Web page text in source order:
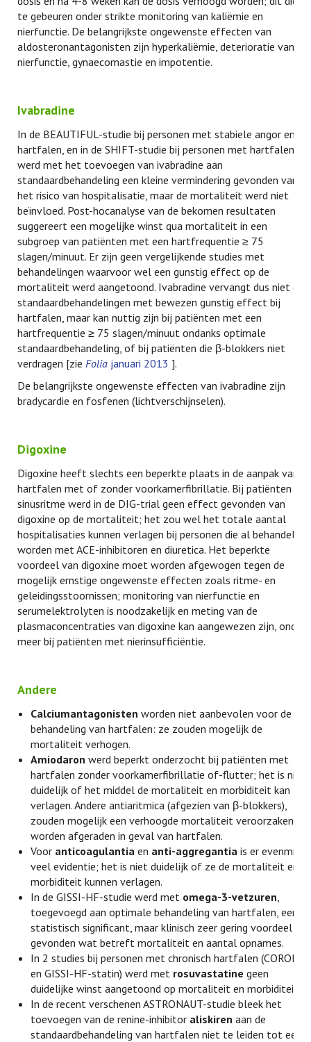
te gebeuren onder strikte monitoring van kaliëmie en
nierfunctie. De belangrijkste ongewenste effecten van
aldosteronantagonisten zijn hyperkaliëmie, deterioratie van de
nierfunctie, gynaecomastie en impotentie.
Ivabradine
In de BEAUTIFUL-studie bij personen met stabiele angor en
hartfalen, en in de SHIFT-studie bij personen met hartfalen
werd met het toevoegen van ivabradine aan
standaardbehandeling een kleine vermindering gevonden van
het risico van hospitalisatie, maar de mortaliteit werd niet
beïnvloed. Post-hocanalyse van de bekomen resultaten
suggereert een mogelijke winst qua mortaliteit in een
subgroep van patiënten met een hartfrequentie ≥ 75
slagen/minuut. Er zijn geen vergelijkende studies met
behandelingen waarvoor wel een gunstig effect op de
mortaliteit werd aangetoond. Ivabradine vervangt dus niet de
standaardbehandelingen met bewezen gunstig effect bij
hartfalen, maar kan nuttig zijn bij patiënten met een
hartfrequentie ≥ 75 slagen/minuut ondanks optimale
standaardbehandeling, of bij patiënten die β-blokkers niet
verdragen [zie Folia januari 2013 ].
De belangrijkste ongewenste effecten van ivabradine zijn
bradycardie en fosfenen (lichtverschijnselen).
Digoxine
Digoxine heeft slechts een beperkte plaats in de aanpak van
hartfalen met of zonder voorkamerfibrillatie. Bij patiënten in
sinusritme werd in de DIG-trial geen effect gevonden van
digoxine op de mortaliteit; het zou wel het totale aantal
hospitalisaties kunnen verlagen bij personen die al behandeld
worden met ACE-inhibitoren en diuretica. Het beperkte
voordeel van digoxine moet worden afgewogen tegen de
mogelijk ernstige ongewenste effecten zoals ritme- en
geleidingsstoornissen; monitoring van nierfunctie en
serumelektrolyten is noodzakelijk en meting van de
plasmaconcentraties van digoxine kan aangewezen zijn, onder
meer bij patiënten met nierinsufficiëntie.
Andere
Calciumantagonisten worden niet aanbevolen voor de
behandeling van hartfalen: ze zouden mogelijk de
mortaliteit verhogen.
Amiodaron werd beperkt onderzocht bij patiënten met
hartfalen zonder voorkamerfibrillatie of-flutter; het is niet
duidelijk of het middel de mortaliteit en morbiditeit kan
verlagen. Andere antiaritmica (afgezien van β-blokkers),
zouden mogelijk een verhoogde mortaliteit veroorzaken en
worden afgeraden in geval van hartfalen.
Voor anticoagulantia en anti-aggregantia is er evenmin
veel evidentie; het is niet duidelijk of ze de mortaliteit en
morbiditeit kunnen verlagen.
In de GISSI-HF-studie werd met omega-3-vetzuren,
toegevoegd aan optimale behandeling van hartfalen, een
statistisch significant, maar klinisch zeer gering voordeel
gevonden wat betreft mortaliteit en aantal opnames.
In 2 studies bij personen met chronisch hartfalen (CORONA
en GISSI-HF-statin) werd met rosuvastatine geen
duidelijke winst aangetoond op mortaliteit en morbiditeit.
In de recent verschenen ASTRONAUT-studie bleek het
toevoegen van de renine-inhibitor aliskiren aan de
standaardbehandeling van hartfalen niet te leiden tot een